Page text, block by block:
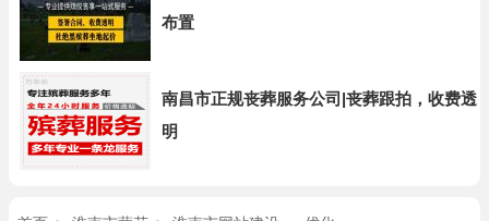
布置
南昌市正规丧葬服务公司|丧葬跟拍，收费透
明